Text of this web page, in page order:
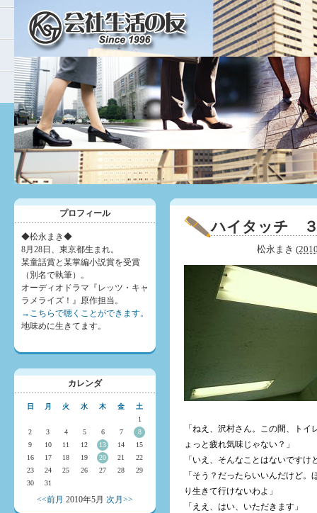
ハイタッチ
松永まき (
「ねえ、沢村さん。この間、ト
ょっと疲れ気味じゃない？」
「いえ、そんなことはないですけ
「そう？だったらいいんだけど
り生きて行けないわよ」
「ええ、はい、いただきます」
プロフィール
◆松永まき◆
8月28日、東京都生まれ。
某童話賞と某掌編小説賞を受賞
（別名で執筆）。
オーディオドラマ『レッツ・キャ
ラメライズ！』原作担当。
→こちらで聴くことができます。
地味めに生きてます。
カレンダ
日 月 火 水 木 金
土
1
2
3 4 5 6 7
8
9
10 11 12 13 14
15
16
17 18 19 20 21
22
23
24 25 26 27 28
29
30
31
<<前月 2010年5月 次月>>